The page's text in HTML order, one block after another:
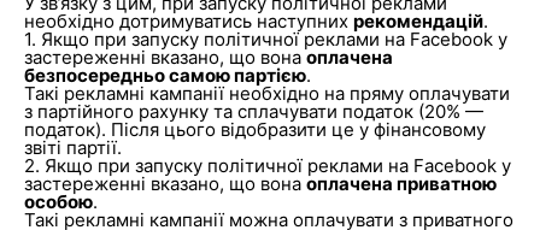
необхідно дотримуватись наступних рекомендацій.
1. Якщо при запуску політичної реклами на Facebook у
застереженні вказано, що вонаоплачена
безпосередньо самою партією.
Такі рекламні кампанії необхідно на пряму оплачувати
з партійного рахунку та сплачувати податок (20% —
податок). Після цього відобразити це у фінансовому
звіті партії.
2. Якщо при запуску політичної реклами на Facebook у
застереженні вказано, що вона оплачена приватною
особою.
Такі рекламні кампанії можна оплачувати з приватного